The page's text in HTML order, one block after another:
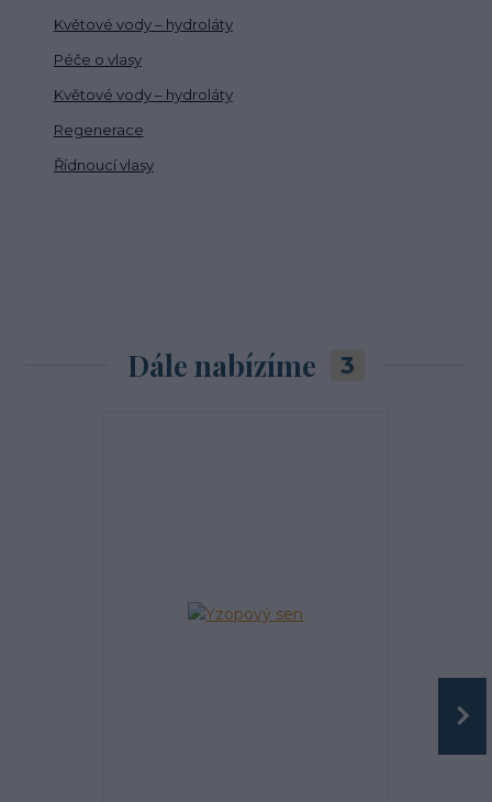
Květové vody – hydroláty
Péče o vlasy
Květové vody – hydroláty
Regenerace
Řídnoucí vlasy
Dále nabízíme 3